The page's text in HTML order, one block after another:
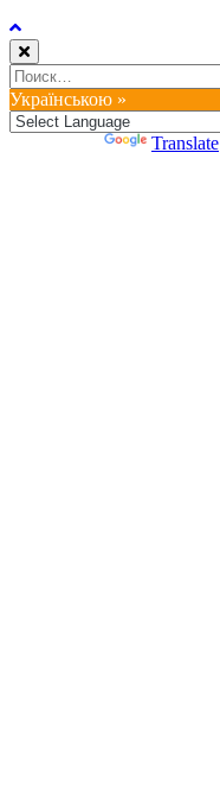
Найти:
Українською »
Translate